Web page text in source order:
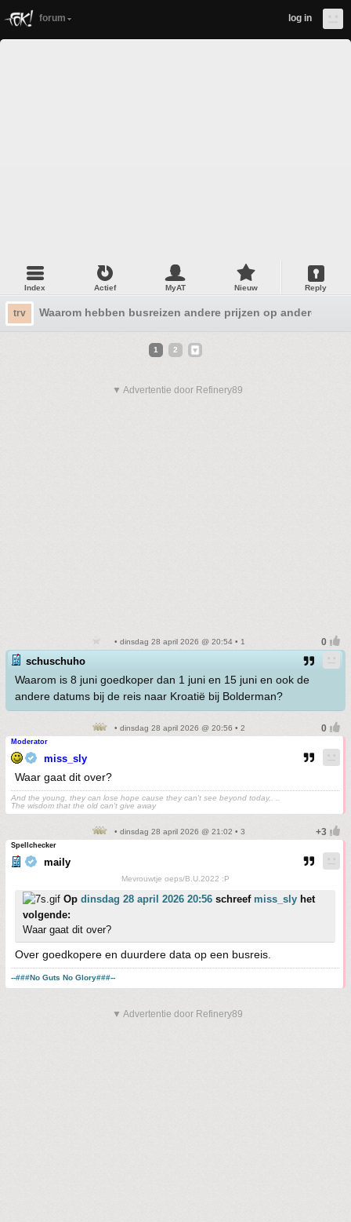
forum log in
Index Actief MyAT Nieuw Reply
trv Waarom hebben busreizen andere prijzen op andere data?
1 2
▼ Advertentie door Refinery89
• dinsdag 28 april 2026 @ 20:54 • 1
schuschuho
Waarom is 8 juni goedkoper dan 1 juni en 15 juni en ook de
andere datums bij de reis naar Kroatië bij Bolderman?
• dinsdag 28 april 2026 @ 20:56 • 2
Moderator
miss_sly
Waar gaat dit over?
And the young, they can lose hope cause they can't see beyond today,. ..
The wisdom that the old can't give away
• dinsdag 28 april 2026 @ 21:02 • 3
Spellchecker
maily
Mevrouwtje oeps/B.U.2022 :P
Op dinsdag 28 april 2026 20:56 schreef miss_sly het
volgende:
Waar gaat dit over?
Over goedkopere en duurdere data op een busreis.
--###No Guts No Glory###--
▼ Advertentie door Refinery89